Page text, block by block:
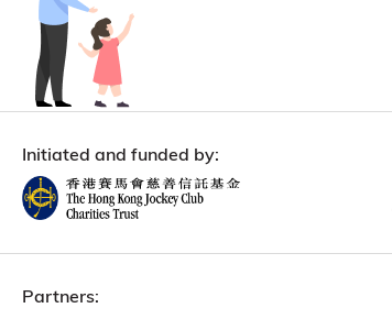
Initiated and funded by:
Partners: